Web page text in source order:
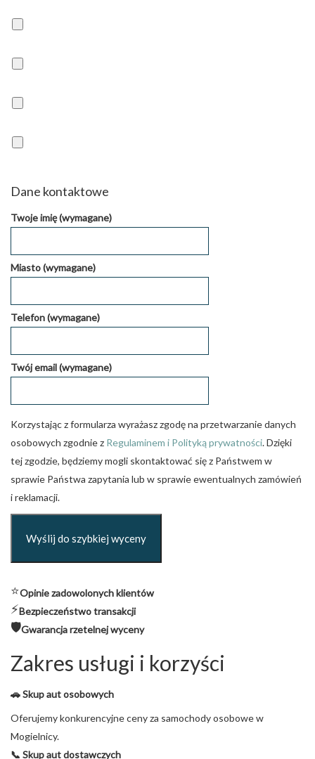
Dane kontaktowe
Twoje imię (wymagane)
Miasto (wymagane)
Telefon (wymagane)
Twój email (wymagane)
Korzystając z formularza wyrażasz zgodę na przetwarzanie danych
osobowych zgodnie z Regulaminem i Polityką prywatności. Dzięki
tej zgodzie, będziemy mogli skontaktować się z Państwem w
sprawie Państwa zapytania lub w sprawie ewentualnych zamówień
i reklamacji.
⭐Opinie zadowolonych klientów
⚡Bezpieczeństwo transakcji
🛡️Gwarancja rzetelnej wyceny
Zakres usługi i korzyści
🚗 Skup aut osobowych
Oferujemy konkurencyjne ceny za samochody osobowe w
Mogielnicy.
📞 Skup aut dostawczych